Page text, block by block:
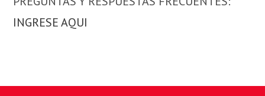
INGRESE AQUI